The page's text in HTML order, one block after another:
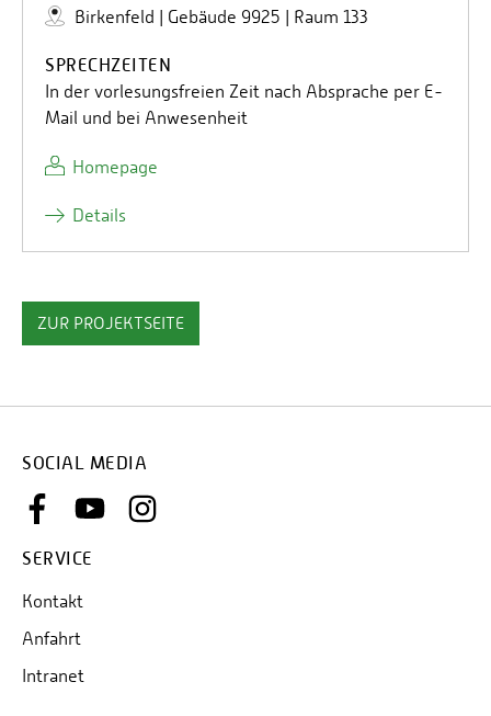
Birkenfeld | Gebäude 9925 | Raum 133
SPRECHZEITEN
In der vorlesungsfreien Zeit nach Absprache per E-
Mail und bei Anwesenheit
Homepage
Details
ZUR PROJEKTSEITE
SOCIAL MEDIA
SERVICE
Kontakt
Anfahrt
Intranet